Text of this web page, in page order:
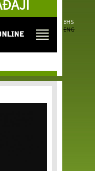
BHS
ENG